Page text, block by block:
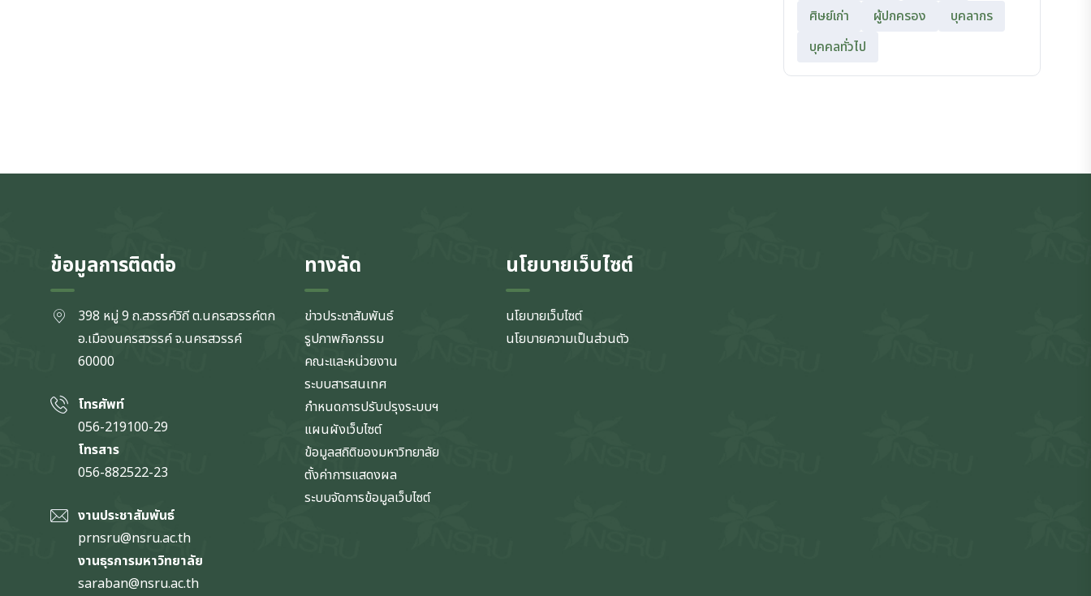
ศิษย์เก่า
ผู้ปกครอง
บุคลากร
บุคคลทั่วไป
ข้อมูลการติดต่อ
398 หมู่ 9 ถ.สวรรค์วิถี ต.นครสวรรค์ตก
อ.เมืองนครสวรรค์ จ.นครสวรรค์
60000
โทรศัพท์
056-219100-29
โทรสาร
056-882522-23
งานประชาสัมพันธ์
prnsru@nsru.ac.th
งานธุรการมหาวิทยาลัย
saraban@nsru.ac.th
ทางลัด
ข่าวประชาสัมพันธ์
รูปภาพกิจกรรม
คณะและหน่วยงาน
ระบบสารสนเทศ
กำหนดการปรับปรุงระบบฯ
แผนผังเว็บไซต์
ข้อมูลสถิติของมหาวิทยาลัย
ตั้งค่าการแสดงผล
ระบบจัดการข้อมูลเว็บไซต์
นโยบายเว็บไซต์
นโยบายเว็บไซต์
นโยบายความเป็นส่วนตัว